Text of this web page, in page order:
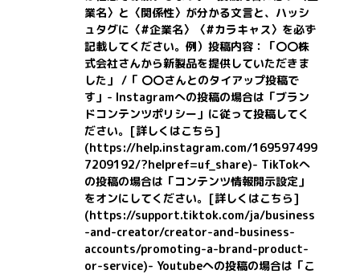
業名〉と〈関係性〉が分かる文言と、ハッシ
ュタグに〈#企業名〉〈#カラキャス〉を必ず
記載してください。 例）投稿内容：「〇〇株
式会社さんから新製品を提供していただきま
した」 /「 〇〇さんとのタイアップ投稿で
す」 - Instagramへの投稿の場合は「ブラン
ドコンテンツポリシー」に従って投稿してく
ださい。 [詳しくはこちら]
(https://help.instagram.com/169597499
7209192/?helpref=uf_share)- TikTokへ
の投稿の場合は「コンテンツ情報開示設定」
をオンにしてください。 [詳しくはこちら]
(https://support.tiktok.com/ja/business
-and-creator/creator-and-business-
accounts/promoting-a-brand-product-
or-service)- Youtubeへの投稿の場合は「こ